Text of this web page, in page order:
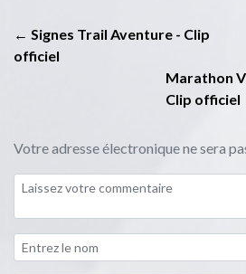
← Signes Trail Aventure - Clip
officiel
Marathon
Clip officiel
Votre adresse électronique ne sera